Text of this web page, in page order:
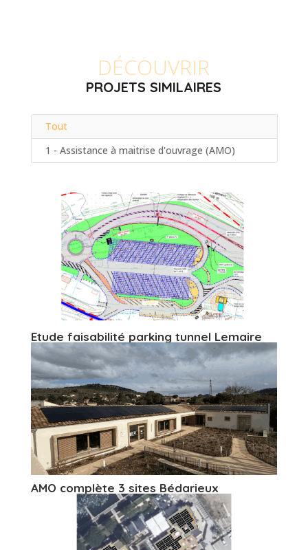
DÉCOUVRIR
PROJETS SIMILAIRES
Tout
1 - Assistance à maitrise d'ouvrage (AMO)
Etude faisabilité parking tunnel Lemaire
AMO complète 3 sites Bédarieux